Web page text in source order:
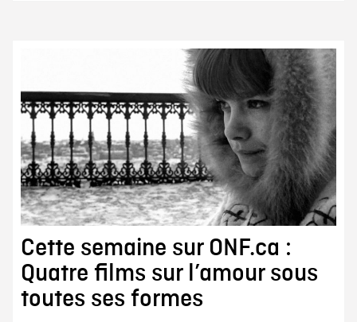
Cette semaine sur ONF.ca :
Quatre films sur l’amour sous
toutes ses formes